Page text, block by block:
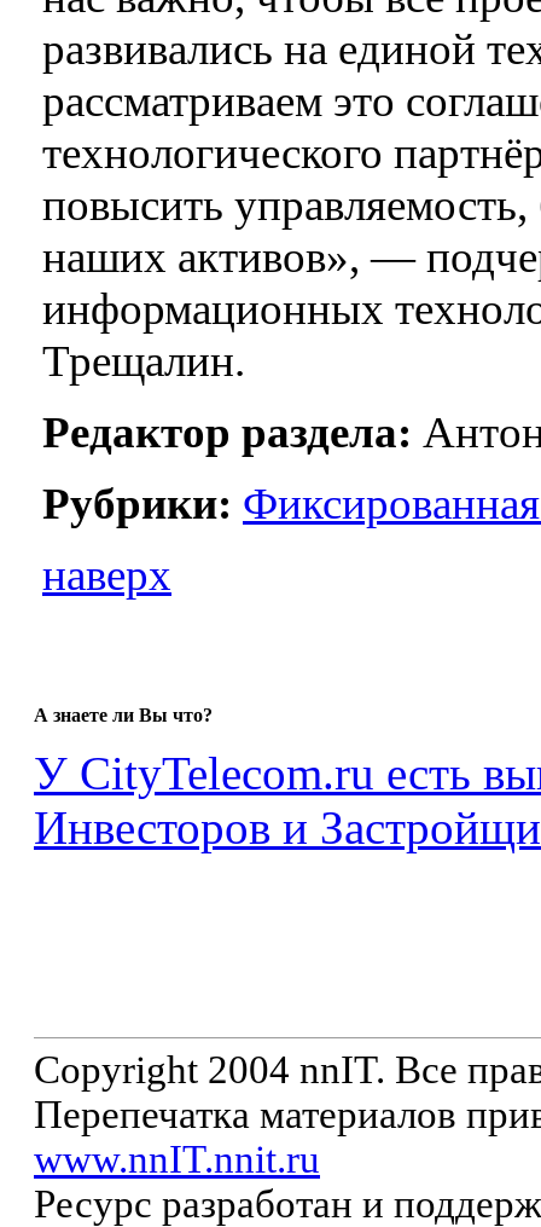
развивались на единой
рассматриваем это
технологического
повысить
наших активов», —
информационных
Трещалин.
Редактор раздела:
Рубрики: Фиксированная
наверх
А знаете ли Вы что?
У CityTelecom.ru есть
Инвесторов и
Copyright 2004 nnIT. Все
Перепечатка материалов
www.nnIT.nnit.ru
Ресурс разработан и